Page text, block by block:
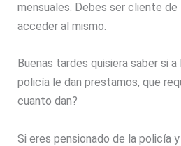
mensuales. Debes ser cliente
acceder al mismo.
Buenas tardes quisiera saber si
policía le dan prestamos, que
cuanto dan?
Si eres pensionado de la policía